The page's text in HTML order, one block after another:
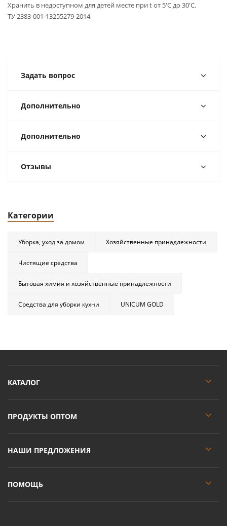
Хранить в недоступном для детей месте при t от 5'C до 30'C.
ТУ 2383-001-13255279-2014
Задать вопрос
Дополнительно
Дополнительно
Отзывы
Категории
Уборка, уход за домом Хозяйственные принадлежности
Чистящие средства
Бытовая химия и хозяйственные принадлежности
Средства для уборки кухни UNICUM GOLD
КАТАЛОГ
ПРОДУКТЫ ОПТОМ
НАШИ ПРЕДЛОЖЕНИЯ
ПОМОЩЬ